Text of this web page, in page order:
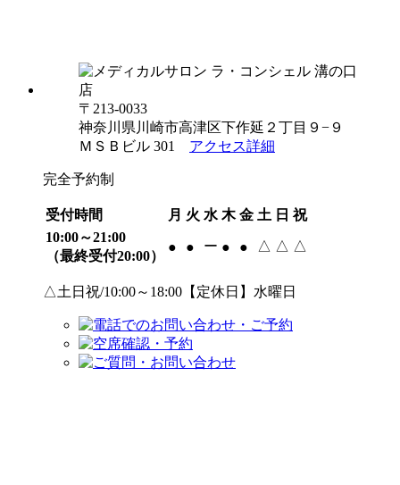
〒213-0033
神奈川県川崎市高津区下作延２丁目９−９
ＭＳＢビル 301 アクセス詳細
完全予約制
受付時間 月 火 水 木 金 土 日 祝
10:00～21:00
（最終受付20:00）
● ● ー ● ● △ △ △
△土日祝/10:00～18:00【定休日】水曜日